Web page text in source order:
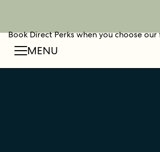
Book Direct Perks when you choose
MENU